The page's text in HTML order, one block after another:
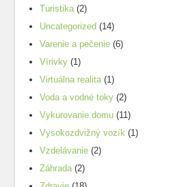
Turistika(2)
Uncategorized (14)
Varenie a pečenie (6)
Vírivky (1)
Virtuálna realita(1)
Voda a vodné toky (2)
Vykurovanie domu (11)
Vysokozdvižný vozík (1)
Vzdelávanie (2)
Záhrada(2)